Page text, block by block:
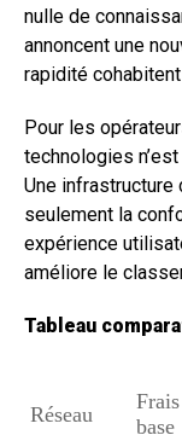
nulle de
annoncent une
rapidité
Pour les
technologies
Une infrastructure
seulement la
expérience
améliore le
Tableau
Réseau
base